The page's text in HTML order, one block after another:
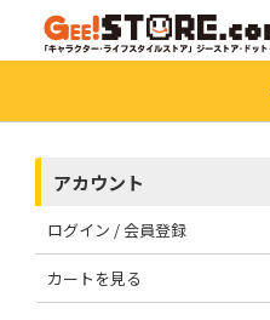
アカウント
ログイン / 会員登録
カートを見る